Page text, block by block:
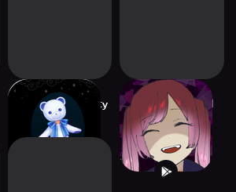
SECRET personality
test
CRAZY Girlfriend